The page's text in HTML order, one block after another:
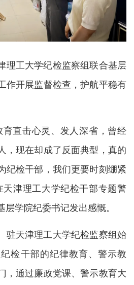
理工大学纪检监察组联合基层
作开展监督检查，护航平稳有
育直击心灵、发人深省，曾经
，现在却成了反面典型，真的
纪检干部，我们更要时刻绷紧
天津理工大学纪检干部专题警
学院纪委书记发出感慨。
驻天津理工大学纪检监察组始
检干部的纪律教育、警示教
，通过廉政党课、警示教育大